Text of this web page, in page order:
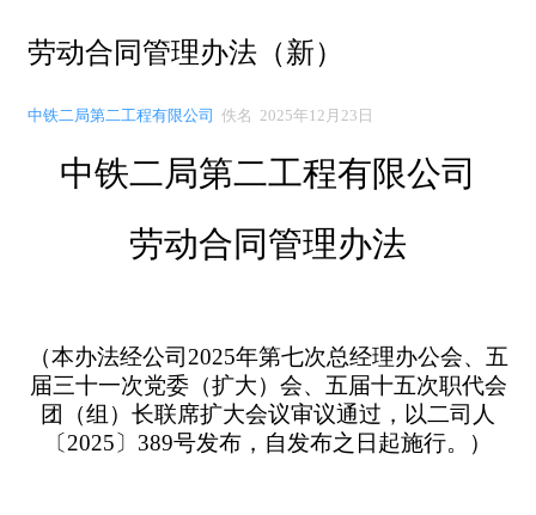
劳动合同管理办法（新）
中铁二局第二工程有限公司 佚名 2025年12月23日
中铁二局第二工程有限公司
劳动合同管理办法
（本办法经公司 2025年第七次总经理办公会、五
届三十一次党委（扩大）会、五届十五次职代会
团（组）长联席扩大会议审议通过，以二司人
〔 2025〕389号发布，自发布之日起施行。）